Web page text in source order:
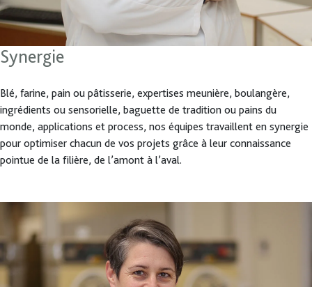
Synergie
Blé, farine, pain ou pâtisserie, expertises meunière, boulangère,
ingrédients ou sensorielle, baguette de tradition ou pains du
monde, applications et process, nos équipes travaillent en synergie
pour optimiser chacun de vos projets grâce à leur connaissance
pointue de la filière, de l’amont à l’aval.